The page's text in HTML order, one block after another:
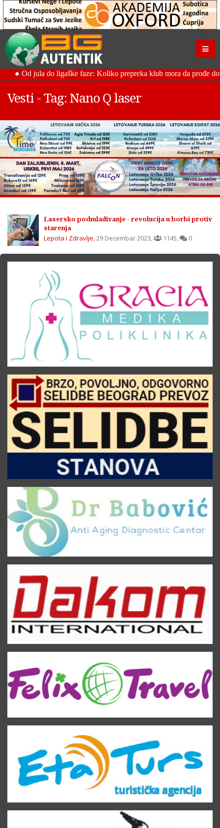
Vesti - Tag: Nano Q laser
Lasersko podmlađivanje - revolucija u borbi protiv
starenja
Lepota i Zdravlje,29 Decembar 2023, 1145, 0